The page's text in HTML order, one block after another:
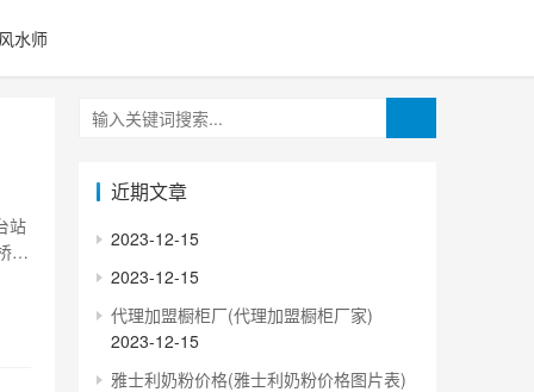
风水师
站
东
近期文章
2023-12-15
2023-12-15
代理加盟橱柜厂(代理加盟橱柜厂家)
2023-12-15
雅士利奶粉价格(雅士利奶粉价格图片表)